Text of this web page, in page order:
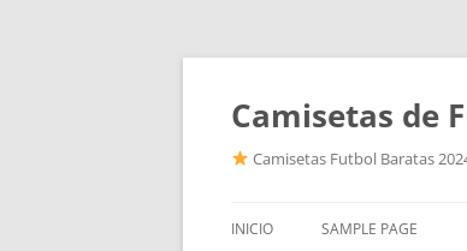
Camisetas de
Camisetas Futbol Baratas
INICIO SAMPLE PAGE